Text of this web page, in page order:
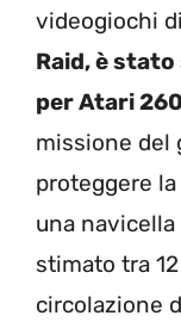
videogiochi
Raid, è
per Atari
missione del
proteggere
una
stimato tra
circolazione